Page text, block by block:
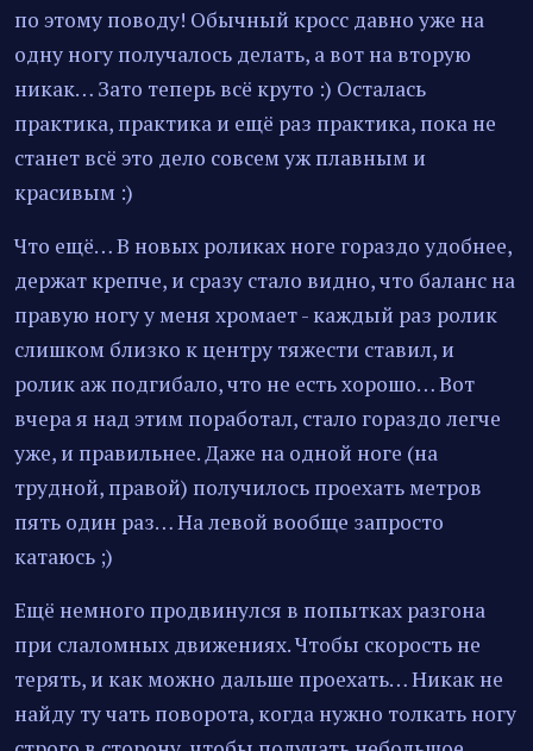
по этому поводу! Обычный кросс давно уже на
одну ногу получалось делать, а вот на вторую
никак… Зато теперь всё круто :) Осталась
практика, практика и ещё раз практика, пока не
станет всё это дело совсем уж плавным и
красивым :)
Что ещё… В новых роликах ноге гораздо удобнее,
держат крепче, и сразу стало видно, что баланс на
правую ногу у меня хромает - каждый раз ролик
слишком близко к центру тяжести ставил, и
ролик аж подгибало, что не есть хорошо… Вот
вчера я над этим поработал, стало гораздо легче
уже, и правильнее. Даже на одной ноге (на
трудной, правой) получилось проехать метров
пять один раз… На левой вообще запросто
катаюсь ;)
Ещё немного продвинулся в попытках разгона
при слаломных движениях. Чтобы скорость не
терять, и как можно дальше проехать… Никак не
найду ту чать поворота, когда нужно толкать ногу